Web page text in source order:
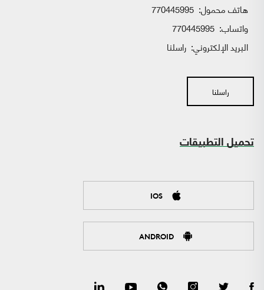
هاتف محمول: 770445995
واتساب:
البريد الإلكتروني: راسلنا
راسلنا
تحميل التطبيقات
IOS
ANDROID